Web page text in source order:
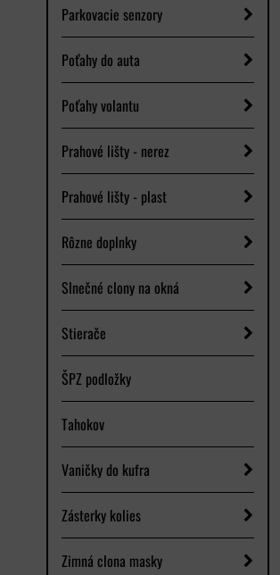
Parkovacie senzory
Poťahy do auta
Poťahy volantu
Prahové lišty - nerez
Prahové lišty - plast
Rôzne doplnky
Slnečné clony na okná
Stierače
ŠPZ podložky
Tahokov
Vaničky do kufra
Zásterky kolies
Zimná clona masky